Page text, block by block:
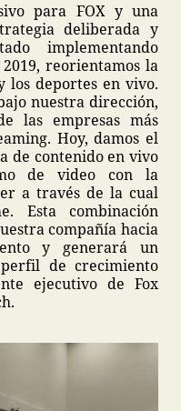
para FOX y una
deliberada y
implementando
reorientamos la
los deportes en vivo.
nuestra dirección,
las empresas más
Hoy, damos el
de contenido en vivo
de video con la
a través de la cual
Esta combinación
compañía hacia
y generará un
de crecimiento
ejecutivo de Fox